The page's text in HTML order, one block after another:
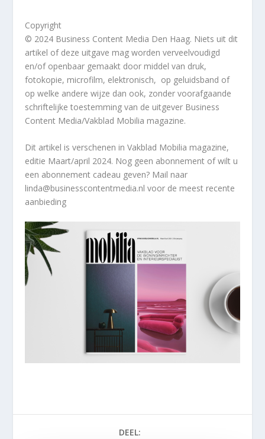
Copyright
© 2024 Business Content Media Den Haag. Niets uit dit
artikel of deze uitgave mag worden verveelvoudigd
en/of openbaar gemaakt door middel van druk,
fotokopie, microfilm, elektronisch, op geluidsband of
op welke andere wijze dan ook, zonder voorafgaande
schriftelijke toestemming van de uitgever Business
Content Media/Vakblad Mobilia magazine.
Dit artikel is verschenen in Vakblad Mobilia magazine,
editie Maart/april 2024. Nog geen abonnement of wilt u
een abonnement cadeau geven? Mail naar
linda@businesscontentmedia.nl voor de meest recente
aanbieding
DEEL: